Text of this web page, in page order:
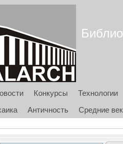
Конкурсы Технологии
Античность Средние